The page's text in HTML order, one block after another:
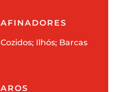
AFINADORES
Cozidos; Ilhós; Barcas
AROS